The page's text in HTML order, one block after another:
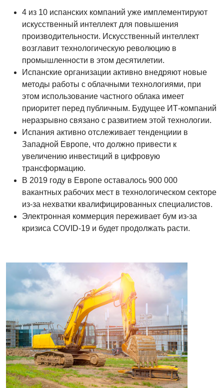
4 из 10 испанских компаний уже имплементируют
искусственный интеллект для повышения
производительности. Искусственный интеллект
возглавит технологическую революцию в
промышленности в этом десятилетии.
Испанские организации активно внедряют новые
методы работы с облачными технологиями, при
этом использование частного облака имеет
приоритет перед публичным. Будущее ИТ-компаний
неразрывно связано с развитием этой технологии.
Испания активно отслеживает тенденциии в
Западной Европе, что должно привести к
увеличению инвестиций в цифровую
трансформацию.
В 2019 году в Европе оставалось 900 000
вакантных рабочих мест в технологическом секторе
из-за нехватки квалифицированных специалистов.
Электронная коммерция переживает бум из-за
кризиса COVID-19 и будет продолжать расти.